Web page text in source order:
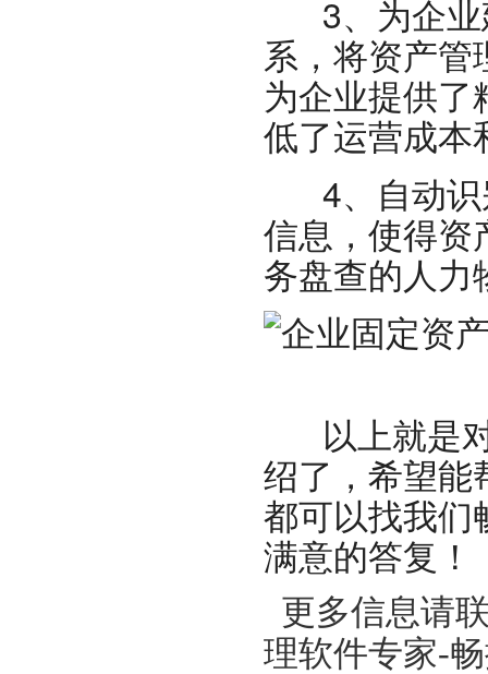
3、为企业
系，将资产
为企业提供
低了运营成本
4、自动识
信息，使得资
务盘查的人力
以上就是对
绍了，希望能
都可以找我们
满意的答复！
更多信息请
理软件专家-